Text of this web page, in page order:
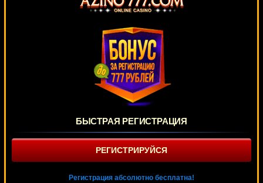
БЫСТРАЯ РЕГИСТРАЦИЯ
РЕГИСТРИРУЙСЯ
Регистрация абсолютно бесплатна!